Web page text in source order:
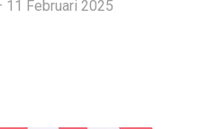
11 Februari 2025